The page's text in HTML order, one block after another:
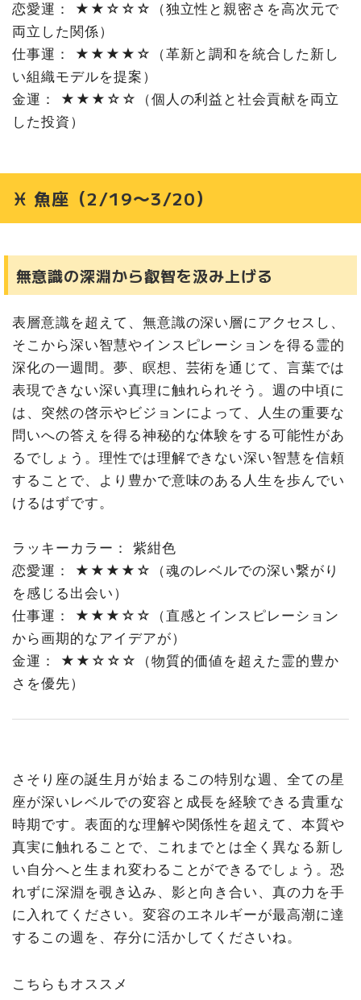
恋愛運： ★★☆☆☆（独立性と親密さを高次元で
両立した関係）
仕事運： ★★★★☆（革新と調和を統合した新し
い組織モデルを提案）
金運： ★★★☆☆（個人の利益と社会貢献を両立
した投資）
♓ 魚座（2/19〜3/20）
無意識の深淵から叡智を汲み上げる
表層意識を超えて、無意識の深い層にアクセスし、
そこから深い智慧やインスピレーションを得る霊的
深化の一週間。夢、瞑想、芸術を通じて、言葉では
表現できない深い真理に触れられそう。週の中頃に
は、突然の啓示やビジョンによって、人生の重要な
問いへの答えを得る神秘的な体験をする可能性があ
るでしょう。理性では理解できない深い智慧を信頼
することで、より豊かで意味のある人生を歩んでい
けるはずです。
ラッキーカラー： 紫紺色
恋愛運： ★★★★☆（魂のレベルでの深い繋がり
を感じる出会い）
仕事運： ★★★☆☆（直感とインスピレーション
から画期的なアイデアが）
金運： ★★☆☆☆（物質的価値を超えた霊的豊か
さを優先）
さそり座の誕生月が始まるこの特別な週、全ての星
座が深いレベルでの変容と成長を経験できる貴重な
時期です。表面的な理解や関係性を超えて、本質や
真実に触れることで、これまでとは全く異なる新し
い自分へと生まれ変わることができるでしょう。恐
れずに深淵を覗き込み、影と向き合い、真の力を手
に入れてください。変容のエネルギーが最高潮に達
するこの週を、存分に活かしてくださいね。
こちらもオススメ